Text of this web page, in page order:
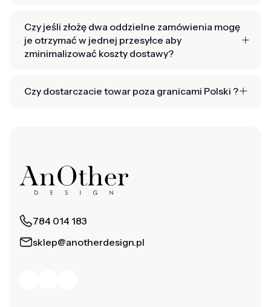
Czy jeśli złożę dwa oddzielne zamówienia mogę
je otrzymać w jednej przesyłce aby
zminimalizować koszty dostawy?
Czy dostarczacie towar poza granicami Polski ?
784 014 183
sklep@anotherdesign.pl